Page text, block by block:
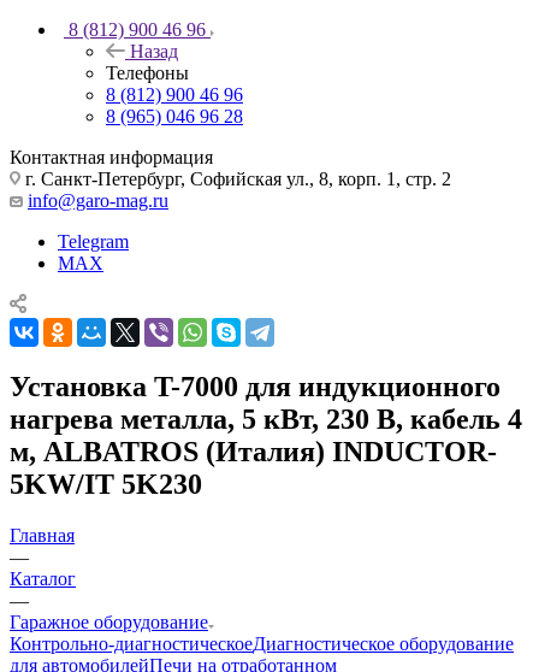
8 (812) 900 46 96
Назад
Телефоны
8 (812) 900 46 96
8 (965) 046 96 28
Контактная информация
г. Санкт-Петербург, Софийская ул., 8, корп. 1, стр. 2
info@garo-mag.ru
Telegram
MAX
Установка T-7000 для индукционного
нагрева металла, 5 кВт, 230 В, кабель 4
м, ALBATROS (Италия) INDUCTOR-
5KW/IT 5K230
Главная
—
Каталог
—
Гаражное оборудование
Контрольно-диагностическоеДиагностическое оборудование
для автомобилейПечи на отработанном